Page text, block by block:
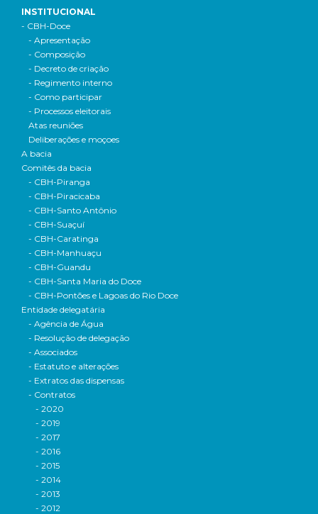
INSTITUCIONAL
- CBH-Doce
- Apresentação
- Composição
- Decreto de criação
- Regimento interno
- Como participar
- Processos eleitorais
Atas reuniões
Deliberações e moçoes
A bacia
Comitês da bacia
- CBH-Piranga
- CBH-Piracicaba
- CBH-Santo Antônio
- CBH-Suaçuí
- CBH-Caratinga
- CBH-Manhuaçu
- CBH-Guandu
- CBH-Santa Maria do Doce
- CBH-Pontões e Lagoas do Rio Doce
Entidade delegatária
- Agência de Água
- Resolução de delegação
- Associados
- Estatuto e alterações
- Extratos das dispensas
- Contratos
- 2020
- 2019
- 2017
- 2016
- 2015
- 2014
- 2013
- 2012